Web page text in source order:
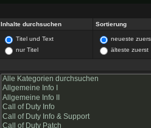
Inhalte durchsuchen Sortierung
Titel und Text
nur Titel
neueste
älteste zuerst